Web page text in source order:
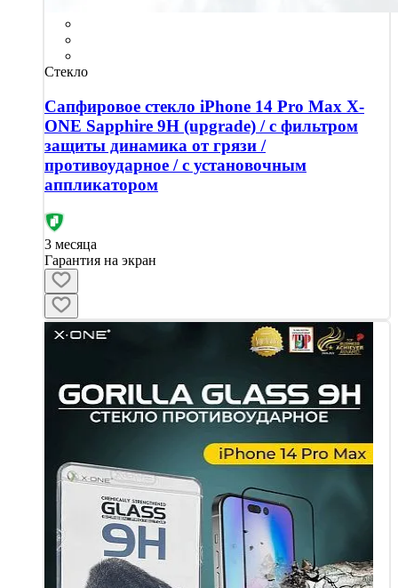
Стекло
Сапфировое стекло iPhone 14 Pro Max X-
ONE Sapphire 9H (upgrade) / с фильтром
защиты динамика от грязи /
противоударное / с установочным
аппликатором
3 месяца
Гарантия на экран